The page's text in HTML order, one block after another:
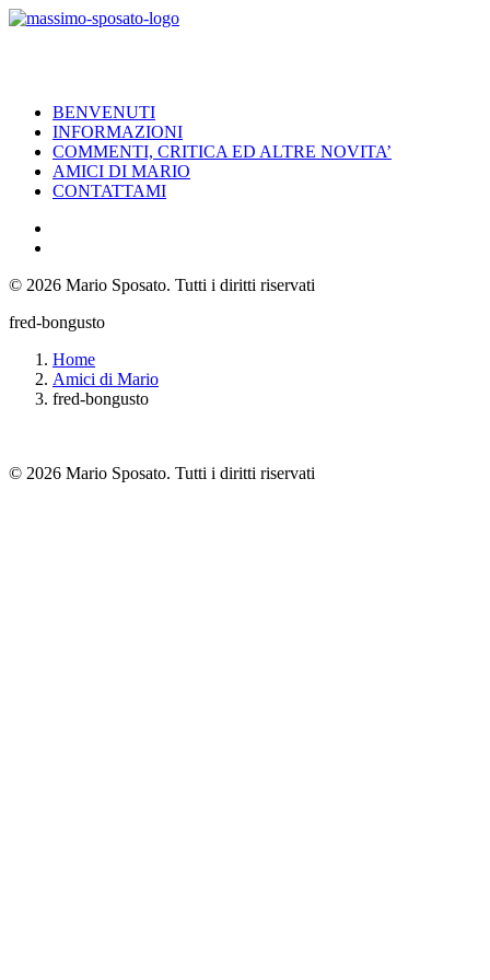
BENVENUTI
INFORMAZIONI
COMMENTI, CRITICA ED ALTRE NOVITA’
AMICI DI MARIO
CONTATTAMI
© 2026 Mario Sposato. Tutti i diritti riservati
fred-bongusto
Home
Amici di Mario
fred-bongusto
© 2026 Mario Sposato. Tutti i diritti riservati